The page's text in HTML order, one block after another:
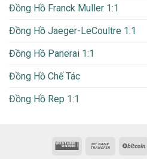
Đồng Hồ Franck Muller 1:1
Đồng Hồ Jaeger-LeCoultre 1:1
Đồng Hồ Panerai 1:1
Đồng Hồ Chế Tác
Đồng Hồ Rep 1:1